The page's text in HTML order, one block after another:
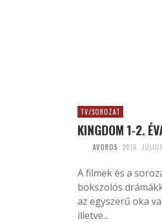
TV/SOROZAT
KINGDOM 1-2.
AVOROS 2016.
A filmek és a
bokszolós
az egyszerű oka
illetve...